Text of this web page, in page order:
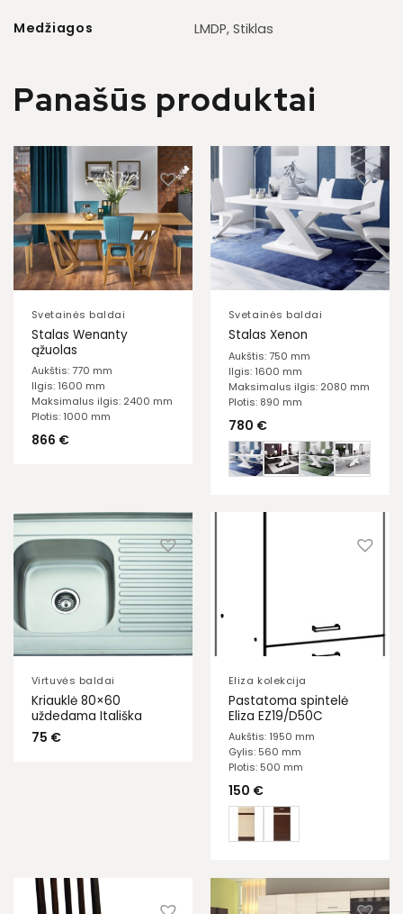
Medžiagos LMDP, Stiklas
Panašūs produktai
Svetainės baldai
Stalas Wenanty
ąžuolas
Aukštis: 770 mm
Ilgis: 1600 mm
Maksimalus ilgis: 2400 mm
Plotis: 1000 mm
866 €
Svetainės baldai
Stalas Xenon
Aukštis: 750 mm
Ilgis: 1600 mm
Maksimalus ilgis: 2080 mm
Plotis: 890 mm
780 €
Virtuvės baldai
Kriauklė 80×60
uždedama Itališka
75 €
Eliza kolekcija
Pastatoma spintelė
Eliza EZ19/D50C
Aukštis: 1950 mm
Gylis: 560 mm
Plotis: 500 mm
150 €